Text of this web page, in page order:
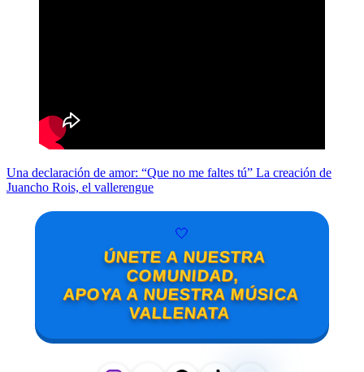
Una declaración de amor: “Que no me faltes tú” La creación de
Juancho Rois, el vallerengue
🤍
ÚNETE A NUESTRA
COMUNIDAD,
APOYA A NUESTRA MÚSICA
VALLENATA